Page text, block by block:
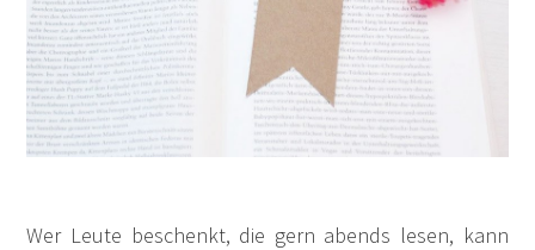
Wer Leute beschenkt, die gern abends lesen, kann